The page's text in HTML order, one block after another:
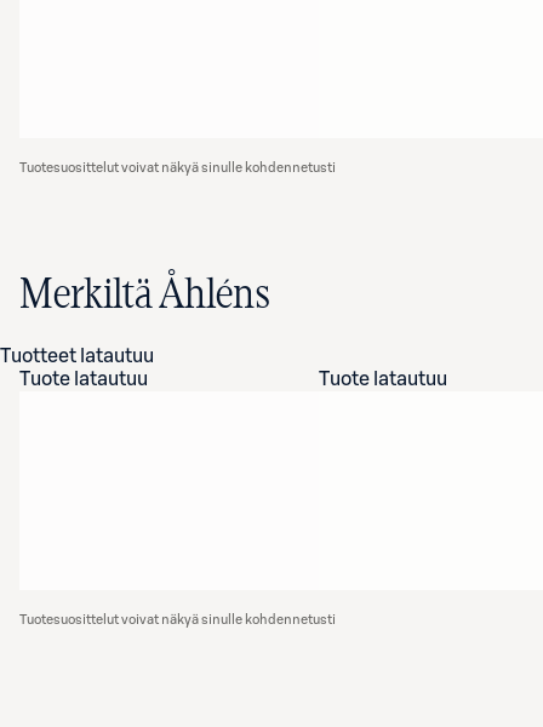
Tuotesuosittelut voivat näkyä sinulle kohdennetusti
Merkiltä Åhléns
Tuotteet latautuu
Tuote latautuu
Tuote latautuu
Tuotesuosittelut voivat näkyä sinulle kohdennetusti